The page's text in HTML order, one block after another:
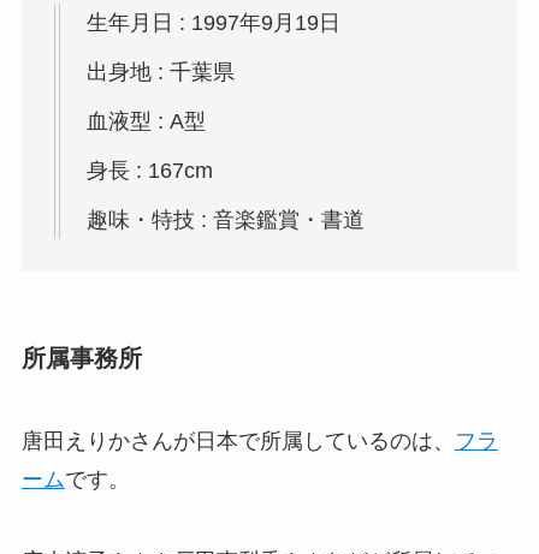
生年月日 : 1997年9月19日
出身地 : 千葉県
血液型 : A型
身長 : 167cm
趣味・特技 : 音楽鑑賞・書道
所属事務所
唐田えりかさんが日本で所属しているのは、
フラ
ームです。